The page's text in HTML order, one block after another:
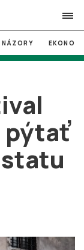
search
NÁZORY
pýtať